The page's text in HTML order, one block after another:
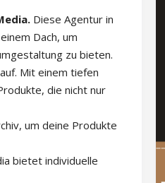
Diese Agentur in
Dach, um
zu bieten.
Mit einem tiefen
die nicht nur
um deine Produkte
bietet individuelle